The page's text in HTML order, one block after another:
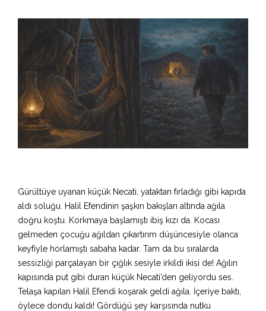
Gürültüye uyanan küçük Necati, yataktan fırladığı gibi kapıda
aldı soluğu. Halil Efendinin şaşkın bakışları altında ağıla
doğru koştu. Korkmaya başlamıştı ibiş kızı da. Kocası
gelmeden çocuğu ağıldan çıkartırım düşüncesiyle olanca
keyfiyle horlamıştı sabaha kadar. Tam da bu sıralarda
sessizliği parçalayan bir çığlık sesiyle irkildi ikisi de! Ağılın
kapısında put gibi duran küçük Necati’den geliyordu ses.
Telaşa kapılan Halil Efendi koşarak geldi ağıla. İçeriye baktı,
öylece dondu kaldı! Gördüğü şey karşısında nutku